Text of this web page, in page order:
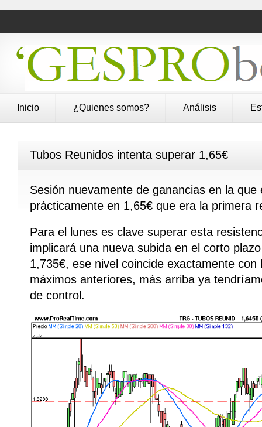
Inicio ¿Quienes somos? Análisis
Tubos Reunidos intenta superar 1,65€
Sesión nuevamente de ganancias en la que
prácticamente en 1,65€ que era la primera
Para el lunes es clave superar esta
implicará una nueva subida en el corto
1,735€, ese nivel coincide exactamente
máximos anteriores, más arriba ya
de control.